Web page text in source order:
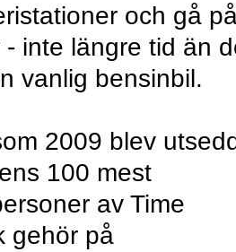
och gå
inte längre tid än
vanlig bensinbil.
2009 blev
100 mest
av Time
gehör på